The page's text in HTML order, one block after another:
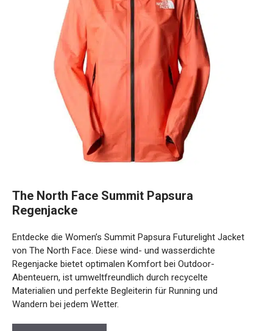
The North Face Summit Papsura
Regenjacke
Entdecke die Women’s Summit Papsura Futurelight Jacket
von The North Face. Diese wind- und wasserdichte
Regenjacke bietet optimalen Komfort bei Outdoor-
Abenteuern, ist umweltfreundlich durch recycelte
Materialien und perfekte Begleiterin für Running und
Wandern bei jedem Wetter.